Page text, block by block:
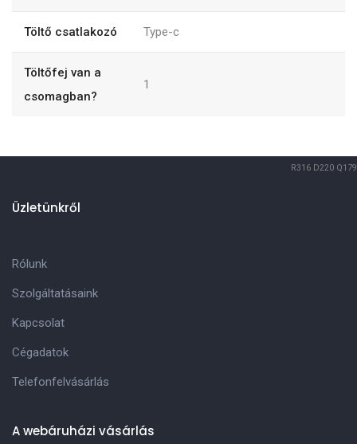
Töltő csatlakozó Type-c
Töltőfej van a
csomagban?
1
R316 D220 Q179
Üzletünkről
Rólunk
Szolgáltatásaink
Kapcsolat
Cégadatok
Telefonfelvásárlás
A webáruházi vásárlás